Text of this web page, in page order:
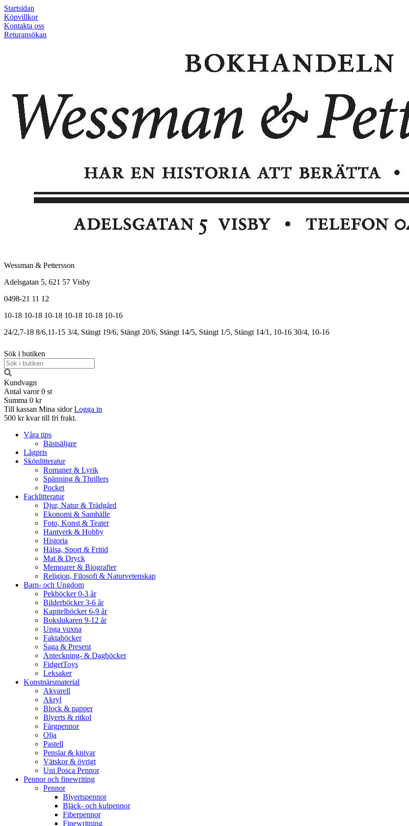
Startsidan
Köpvillkor
Kontakta oss
Returansökan
Wessman & Pettersson
Adelsgatan 5, 621 57 Visby
0498-21 11 12
10-18 10-18 10-18 10-18 10-18 10-16
24/2,7-18 8/6,11-15 3/4, Stängt 19/6, Stängt 20/6, Stängt 14/5, Stängt 1/5, Stängt 14/1, 10-16 30/4, 10-16
Sök i butiken
Kundvagn
Antal varor 0 st
Summa 0 kr
Till kassan Mina sidor Logga in
500 kr kvar till fri frakt.
Våra tips
Bästsäljare
Lågpris
Skönlitteratur
Romaner & Lyrik
Spänning & Thrillers
Pocket
Facklitteratur
Djur, Natur & Trädgård
Ekonomi & Samhälle
Foto, Konst & Teater
Hantverk & Hobby
Historia
Hälsa, Sport & Fritid
Mat & Dryck
Memoarer & Biografier
Religion, Filosofi & Naturvetenskap
Barn- och Ungdom
Pekböcker 0-3 år
Bilderböcker 3-6 år
Kapitelböcker 6-9 år
Bokslukaren 9-12 år
Unga vuxna
Faktaböcker
Saga & Present
Anteckning- & Dagböcker
FidgetToys
Leksaker
Konstnärsmaterial
Akvarell
Akryl
Block & papper
Blyerts & ritkol
Färgpennor
Olja
Pastell
Penslar & knivar
Vätskor & övrigt
Uni Posca Pennor
Pennor och finewriting
Pennor
Blyertspennor
Bläck- och kulpennor
Fiberpennor
Finewritning